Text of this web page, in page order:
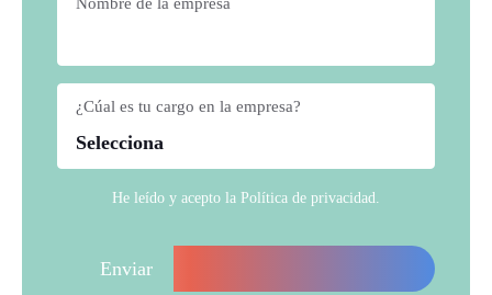
¿Cúal es tu cargo en la empresa?
He leído y acepto la Política de privacidad